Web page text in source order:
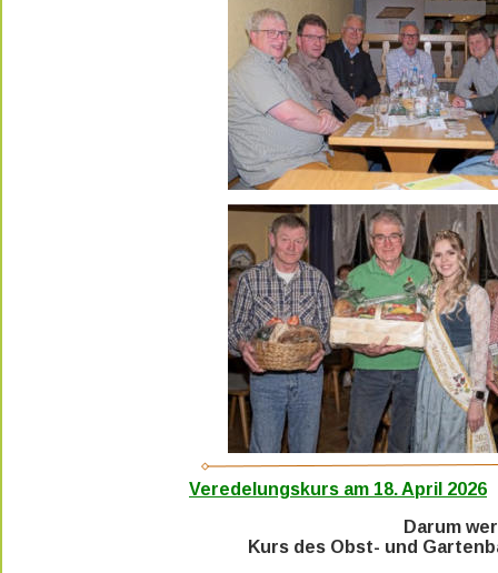
Veredelungskurs am 18. April 2026
Darum
Kurs des Obst- und